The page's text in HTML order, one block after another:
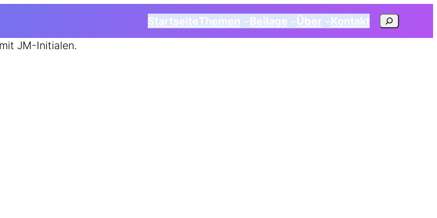
StartseiteThemen Beilage Über Kontakt Suchen